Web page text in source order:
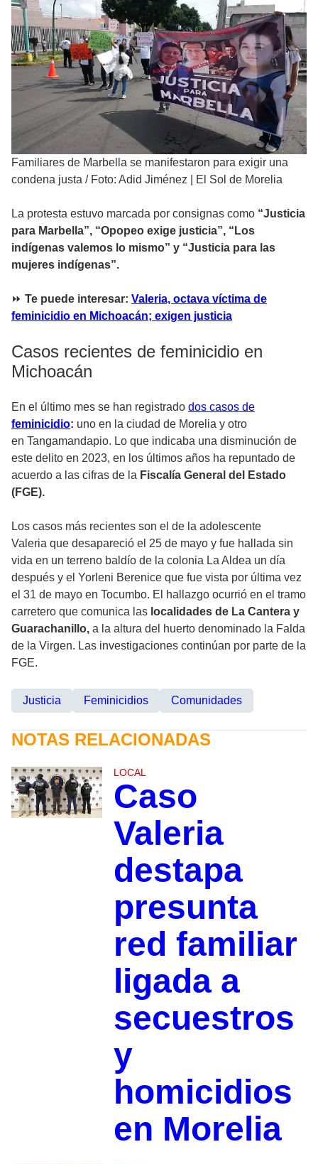
Familiares de Marbella se manifestaron para exigir una
condena justa / Foto: Adid Jiménez | El Sol de Morelia
La protesta estuvo marcada por consignas como “Justicia
para Marbella”, “Opopeo exige justicia”, “Los
indígenas valemos lo mismo” y “Justicia para las
mujeres indígenas”.
⏩ Te puede interesar: Valeria, octava víctima de
feminicidio en Michoacán; exigen justicia
Casos recientes de feminicidio en
Michoacán
En el último mes se han registrado dos casos de
feminicidio: uno en la ciudad de Morelia y otro
en Tangamandapio. Lo que indicaba una disminución de
este delito en 2023, en los últimos años ha repuntado de
acuerdo a las cifras de la Fiscalía General del Estado
(FGE).
Los casos más recientes son el de la adolescente
Valeria que desapareció el 25 de mayo y fue hallada sin
vida en un terreno baldío de la colonia La Aldea un día
después y el Yorleni Berenice que fue vista por última vez
el 31 de mayo en Tocumbo. El hallazgo ocurrió en el tramo
carretero que comunica las localidades de La Cantera y
Guarachanillo, a la altura del huerto denominado la Falda
de la Virgen. Las investigaciones continúan por parte de la
FGE.
Justicia Feminicidios Comunidades
NOTAS RELACIONADAS
LOCAL
Caso
Valeria
destapa
presunta
red familiar
ligada a
secuestros
y
homicidios
en Morelia